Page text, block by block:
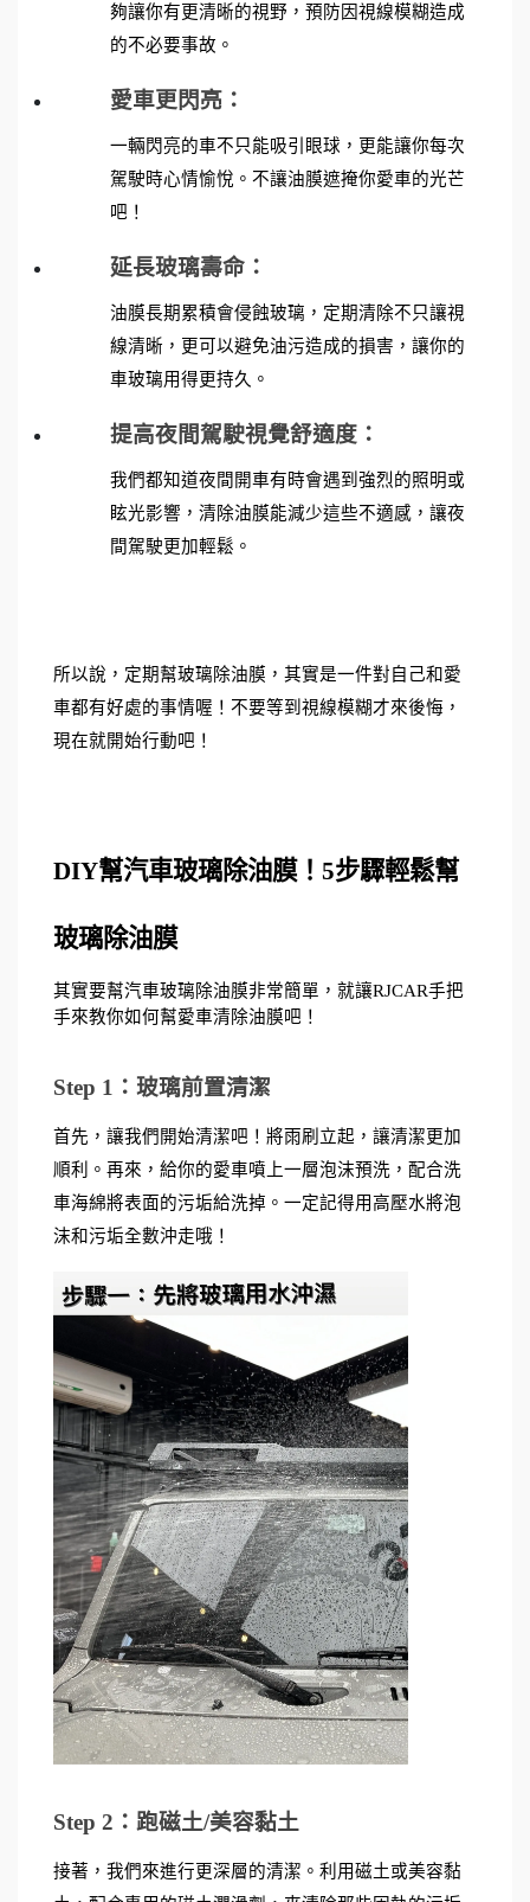
夠讓你有更清晰的視野，預防因視線模糊造成
的不必要事故。
愛車更閃亮：
一輛閃亮的車不只能吸引眼球，更能讓你每次
駕駛時心情愉悅。不讓油膜遮掩你愛車的光芒
吧！
延長玻璃壽命：
油膜長期累積會侵蝕玻璃，定期清除不只讓視
線清晰，更可以避免油污造成的損害，讓你的
車玻璃用得更持久。
提高夜間駕駛視覺舒適度：
我們都知道夜間開車有時會遇到強烈的照明或
眩光影響，清除油膜能減少這些不適感，讓夜
間駕駛更加輕鬆。
所以說，定期幫玻璃除油膜，其實是一件對自己和愛
車都有好處的事情喔！不要等到視線模糊才來後悔，
現在就開始行動吧！
DIY幫汽車玻璃除油膜！5步驟輕鬆幫
玻璃除油膜
其實要幫汽車玻璃除油膜非常簡單，就讓RJCAR手把
手來教你如何幫愛車清除油膜吧！
Step 1：玻璃前置清潔
首先，讓我們開始清潔吧！將雨刷立起，讓清潔更加
順利。再來，給你的愛車噴上一層泡沫預洗，配合洗
車海綿將表面的污垢給洗掉。一定記得用高壓水將泡
沫和污垢全數沖走哦！
Step 2：跑磁土/美容黏土
接著，我們來進行更深層的清潔。利用磁土或美容黏